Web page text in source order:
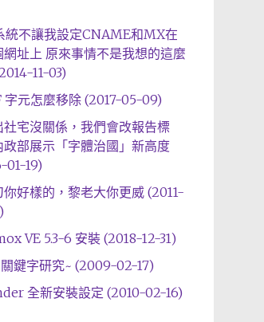
統不讓我設定CNAME和MX在
網址上 原來事情不是我想的這麼
11-03)
字元怎麼移除 (2017-05-09)
社宅沒關係，我們會改報告標
政部展示「字體治國」新高度
01-19)
你好樣的，黎老大你更威 (2011-
VE 5.3-6 安裝 (2018-12-31)
鍵字研究~ (2009-02-17)
全新安裝設定 (2010-02-16)